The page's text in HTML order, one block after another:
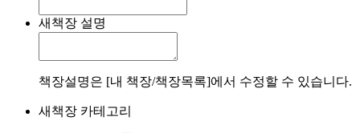
새책장 설명
책장설명은 [내 책장/책장목록]에서 수정할 수 있습니다.
새책장 카테고리